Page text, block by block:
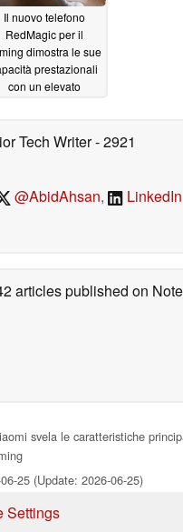
Il nuovo telefono
RedMagic per il
dimostra le sue
prestazionali
con un elevato
Tech Writer- 2921
@AbidAhsan, LinkedIn
articles published on
svela le caratteristiche
25 (Update: 2026-06-25)
Settings